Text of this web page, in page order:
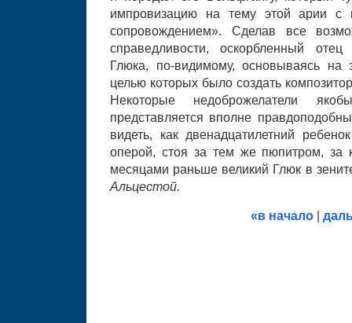
импровизацию на тему этой арии с
сопровождением». Сделав все
справедливости, оскорбленный
Глюка, по-видимому, основываясь на
целью которых было создать
Некоторые недоброжелатели
представляется вполне
видеть, как двенадцатилетний
оперой, стоя за тем же пюпитром, за
месяцами раньше великий Глюк в
Альцестой.
«в начало |